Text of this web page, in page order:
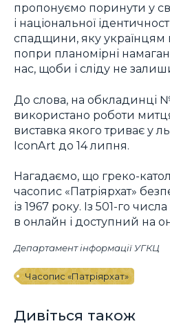
пропонуємо поринути у
і національної
спадщини, яку українцям
попри планомірні
нас, щоби і сліду не
До слова, на обкладинці №
використано роботи
виставка якого триває у
IconArt до 14 липня.
Нагадаємо, що греко-
часопис «Патріярхат»
із 1967 року. Із 501-го
в онлайн і доступний на
Департамент інформації УГКЦ
Часопис «Патріярхат»
Дивіться також